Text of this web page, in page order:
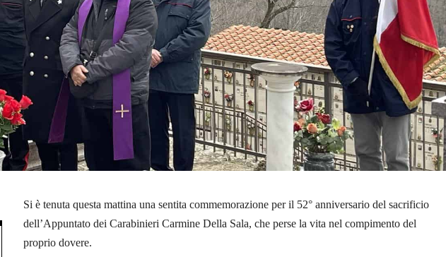
Si è tenuta questa mattina una sentita commemorazione per il 52° anniversario del sacrificio
dell’Appuntato dei Carabinieri Carmine Della Sala, che perse la vita nel compimento del
proprio dovere.